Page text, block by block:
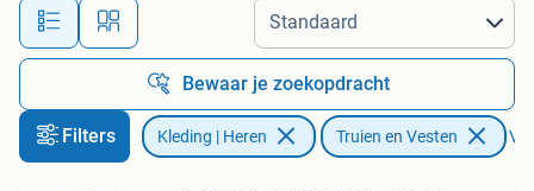
Alle afstanden…
Bewaar je zoekopdracht
Filters Kleding | Heren Truien en Vesten